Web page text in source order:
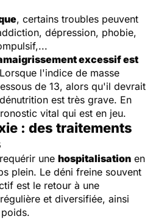
, certains troubles peuvent
dépression, phobie,
excessif est
l'indice de masse
de 13, alors qu'il devrait
est très grave. En
vital qui est en jeu.
: des traitements
une hospitalisation en
plein. Le déni freine souvent
est le retour à une
et diversifiée, ainsi